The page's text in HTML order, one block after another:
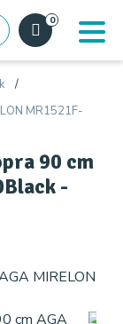
0
MR1521F-
90 cm
-